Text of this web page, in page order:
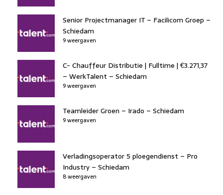
Senior Projectmanager IT – Facilicom Groep –
Schiedam
9 weergaven
C- Chauffeur Distributie | Fulltime | €3.271,37
– WerkTalent – Schiedam
9 weergaven
Teamleider Groen – Irado – Schiedam
9 weergaven
Verladingsoperator 5 ploegendienst – Pro
Industry – Schiedam
8 weergaven